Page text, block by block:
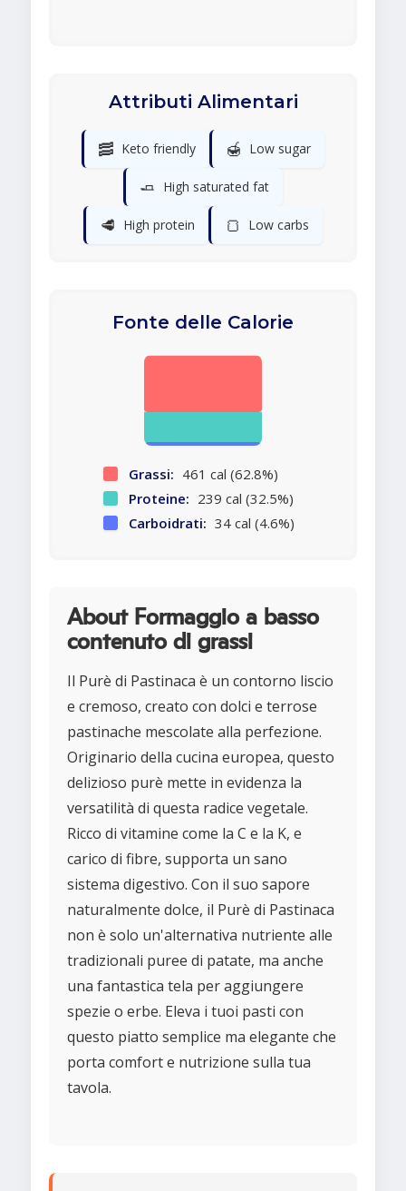
Attributi Alimentari
🥓 Keto friendly 🍯 Low sugar
🧈 High saturated fat
🥩 High protein 🍞 Low carbs
Fonte delle Calorie
Grassi: 461 cal (62.8%)
Proteine: 239 cal (32.5%)
Carboidrati: 34 cal (4.6%)
About Formaggio a basso
contenuto di grassi
Il Purè di Pastinaca è un contorno liscio
e cremoso, creato con dolci e terrose
pastinache mescolate alla perfezione.
Originario della cucina europea, questo
delizioso purè mette in evidenza la
versatilità di questa radice vegetale.
Ricco di vitamine come la C e la K, e
carico di fibre, supporta un sano
sistema digestivo. Con il suo sapore
naturalmente dolce, il Purè di Pastinaca
non è solo un'alternativa nutriente alle
tradizionali puree di patate, ma anche
una fantastica tela per aggiungere
spezie o erbe. Eleva i tuoi pasti con
questo piatto semplice ma elegante che
porta comfort e nutrizione sulla tua
tavola.